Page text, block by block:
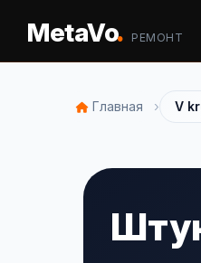
MetaVo. РЕМОНТ
Главная › V